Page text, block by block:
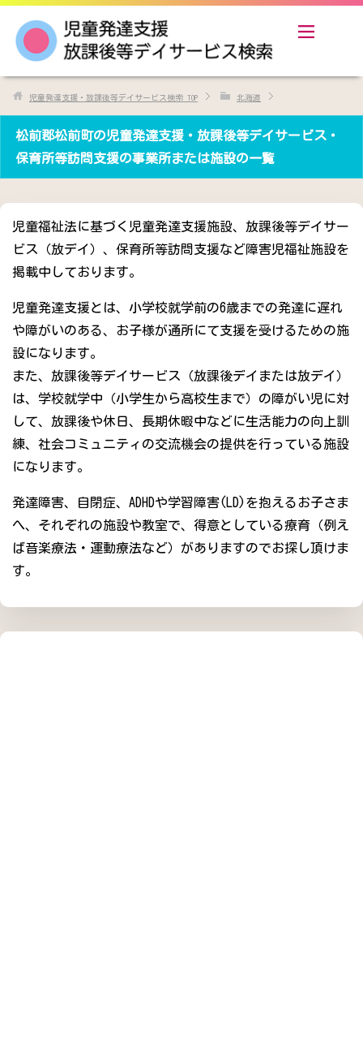
児童発達支援・放課後等デイサービス検索 TOP 北海道
松前郡松前町の児童発達支援・放課後等デイサービス・
保育所等訪問支援の事業所または施設の一覧
児童福祉法に基づく児童発達支援施設、放課後等デイサー
ビス（放デイ）、保育所等訪問支援など障害児福祉施設を
掲載中しております。
児童発達支援とは、小学校就学前の6歳までの発達に遅れ
や障がいのある、お子様が通所にて支援を受けるための施
設になります。
また、放課後等デイサービス（放課後デイまたは放デイ）
は、学校就学中（小学生から高校生まで）の障がい児に対
して、放課後や休日、長期休暇中などに生活能力の向上訓
練、社会コミュニティの交流機会の提供を行っている施設
になります。
発達障害、自閉症、ADHDや学習障害(LD)を抱えるお子さま
へ、それぞれの施設や教室で、得意としている療育（例え
ば音楽療法・運動療法など）がありますのでお探し頂けま
す。